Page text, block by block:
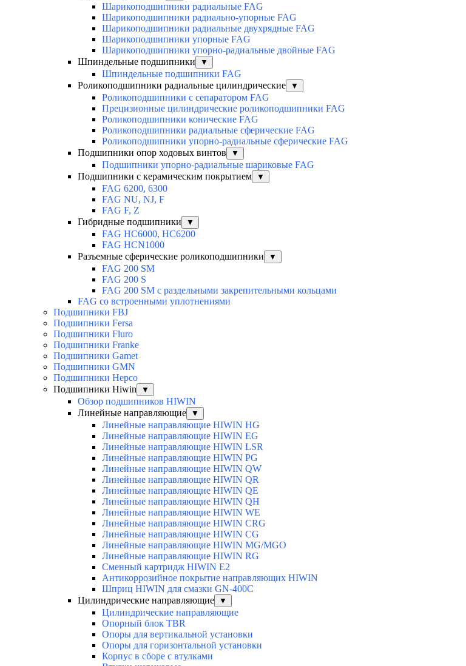
Шарикоподшипники радиальные FAG
Шарикоподшипники радиально-упорные FAG
Шарикоподшипники радиальные двухрядные FAG
Шарикоподшипники упорные FAG
Шарикоподшипники упорно-радиальные двойные FAG
Шпиндельные подшипники
▼
Шпиндельные подшипники FAG
Роликоподшипники радиальные цилиндрические
▼
Роликоподшипники с сепаратором FAG
Прецизионные цилиндрические роликоподшипники FAG
Роликоподшипники конические FAG
Роликоподшипники радиальные сферические FAG
Роликоподшипники упорно-радиальные сферические FAG
Подшипники опор ходовых винтов
▼
Подшипники упорно-радиальные шариковые FAG
Подшипники с керамическим покрытием
▼
FAG 6200, 6300
FAG NU, NJ, F
FAG F, Z
Гибридные подшипники
▼
FAG HC6000, HC6200
FAG HCN1000
Разъемные сферические роликоподшипники
▼
FAG 200 SM
FAG 200 S
FAG 200 SM с раздельными закрепительными кольцами
FAG со встроенными уплотнениями
Подшипники FBJ
Подшипники Fersa
Подшипники Fluro
Подшипники Franke
Подшипники Gamet
Подшипники GMN
Подшипники Hepco
Подшипники Hiwin
▼
Обзор подшипников HIWIN
Линейные направляющие
▼
Линейные направляющие HIWIN HG
Линейные направляющие HIWIN EG
Линейные направляющие HIWIN LSR
Линейные направляющие HIWIN PG
Линейные направляющие HIWIN QW
Линейные направляющие HIWIN QR
Линейные направляющие HIWIN QE
Линейные направляющие HIWIN QH
Линейные направляющие HIWIN WE
Линейные направляющие HIWIN CRG
Линейные направляющие HIWIN CG
Линейные направляющие HIWIN MG/MGO
Линейные направляющие HIWIN RG
Сменный картридж HIWIN E2
Антикоррозийное покрытие направляющих HIWIN
Шприц HIWIN для смазки GN-400C
Цилиндрические направляющие
▼
Цилиндрические направляющие
Опорный блок TBR
Опоры для вертикальной установки
Опоры для горизонтальной установки
Корпус в сборе с втулками